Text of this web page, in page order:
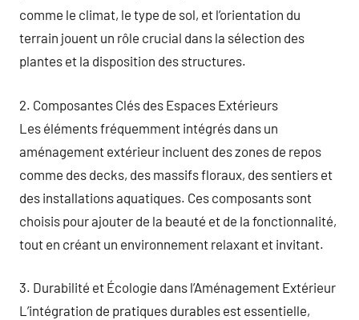
comme le climat, le type de sol, et l’orientation du
terrain jouent un rôle crucial dans la sélection des
plantes et la disposition des structures.
2. Composantes Clés des Espaces Extérieurs
Les éléments fréquemment intégrés dans un
aménagement extérieur incluent des zones de repos
comme des decks, des massifs floraux, des sentiers et
des installations aquatiques. Ces composants sont
choisis pour ajouter de la beauté et de la fonctionnalité,
tout en créant un environnement relaxant et invitant.
3. Durabilité et Écologie dans l’Aménagement Extérieur
L’intégration de pratiques durables est essentielle,